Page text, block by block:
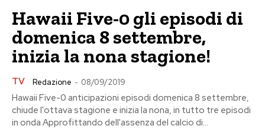
Hawaii Five-0 gli episodi di
domenica 8 settembre,
inizia la nona stagione!
TV Redazione - 08/09/2019
Hawaii Five-0 anticipazioni episodi domenica 8 settembre,
chiude l'ottava stagione e inizia la nona, in tutto tre episodi
in onda Approfittando dell'assenza del calcio di...